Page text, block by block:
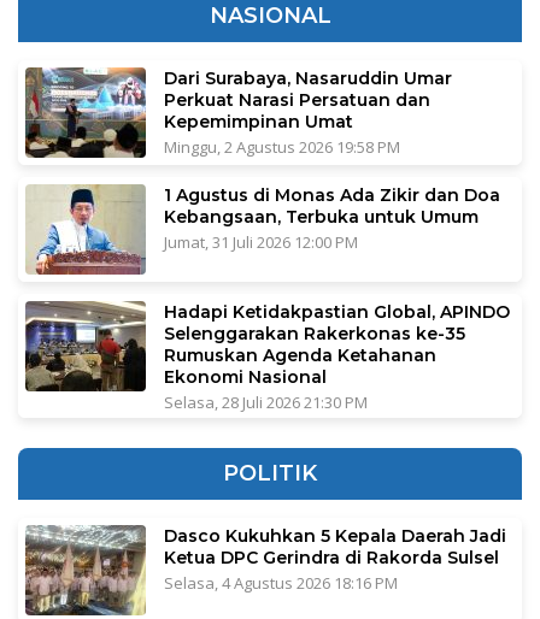
NASIONAL
Dari Surabaya, Nasaruddin Umar
Perkuat Narasi Persatuan dan
Kepemimpinan Umat
Minggu, 2 Agustus 2026 19:58 PM
1 Agustus di Monas Ada Zikir dan Doa
Kebangsaan, Terbuka untuk Umum
Jumat, 31 Juli 2026 12:00 PM
Hadapi Ketidakpastian Global, APINDO
Selenggarakan Rakerkonas ke-35
Rumuskan Agenda Ketahanan
Ekonomi Nasional
Selasa, 28 Juli 2026 21:30 PM
POLITIK
Dasco Kukuhkan 5 Kepala Daerah Jadi
Ketua DPC Gerindra di Rakorda Sulsel
Selasa, 4 Agustus 2026 18:16 PM